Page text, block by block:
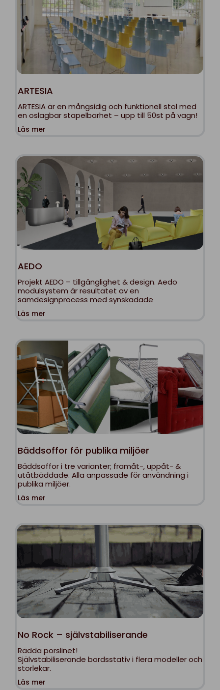
ARTESIA
ARTESIA är en mångsidig och funktionell stol med
en oslagbar stapelbarhet – upp till 50st på vagn!
Läs mer
AEDO
Projekt AEDO – tillgänglighet & design. Aedo
modulsystem är resultatet av en
samdesignprocess med synskadade
Läs mer
Bäddsoffor för publika miljöer
Bäddsoffor i tre varianter; framåt-, uppåt- &
utåtbäddade. Alla anpassade för användning i
publika miljöer.
Läs mer
No Rock – självstabiliserande
Rädda porslinet!
Självstabiliserande bordsstativ i flera modeller och
storlekar.
Läs mer